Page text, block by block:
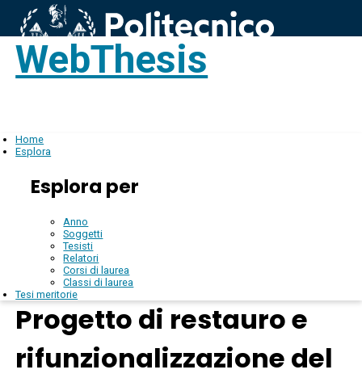
WebThesis
Home
Esplora
Esplora per
Anno
Soggetti
Tesisti
Relatori
Corsi di laurea
Classi di laurea
Tesi meritorie
Progetto di restauro e
rifunzionalizzazione del